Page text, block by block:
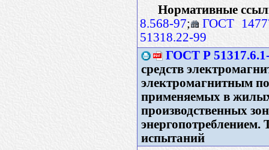
Нормативные
8.568-97;
ГОСТ
51318.22-99
ГОСТ Р
средств
электромагнитным
применяемых в
производственных
энергопотреблением.
испытаний